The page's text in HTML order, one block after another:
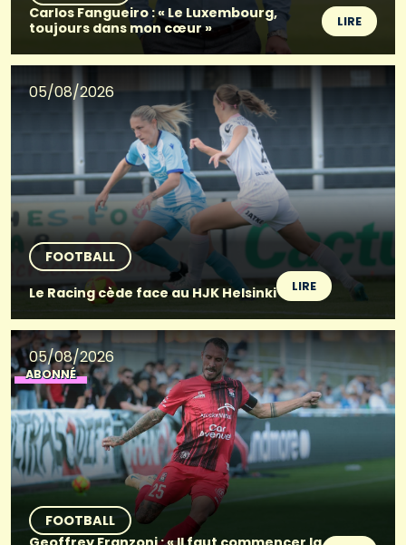
Carlos Fangueiro : « Le Luxembourg,
toujours dans mon cœur »
LIRE
05/08/2026
FOOTBALL
Le Racing cède face au HJK Helsinki
LIRE
05/08/2026
ABONNÉ
FOOTBALL